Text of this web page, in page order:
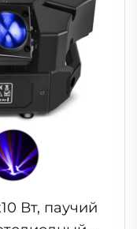
Вт, паучий